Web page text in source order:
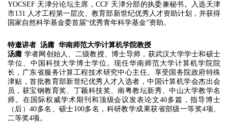
YOCSEF 天津分论坛主席，CCF 天津分部的执委兼秘书。入选天津
市131 人才工程第一层次、教育部新世纪优秀人才资助计划，并获得
国家自然科学基金委首届“优秀青年科学基金”资助。
特邀讲者 汤庸 华南师范大学计算机学院教授
汤庸 学者网创始人、二级教授、博士导师，获武汉大学学士和硕士
学位、中国科技大学博士学位。现任华南师范大学计算机学院院
长，广东省服务计算工程技术研究中心主任。享受国务院政府特殊
津贴，首批教育部新世纪优秀人才入选者，中国计算机学会杰出会
员，获宝钢教育奖、丁颖科技奖、南粤教坛新秀、中山大学教学名
师。在国际权威学术期刊和顶级会议发表论文40多篇，指导博士
（后）40多名、硕士100多名，科研教学成果获省部级一等奖4项、
二等奖4项。